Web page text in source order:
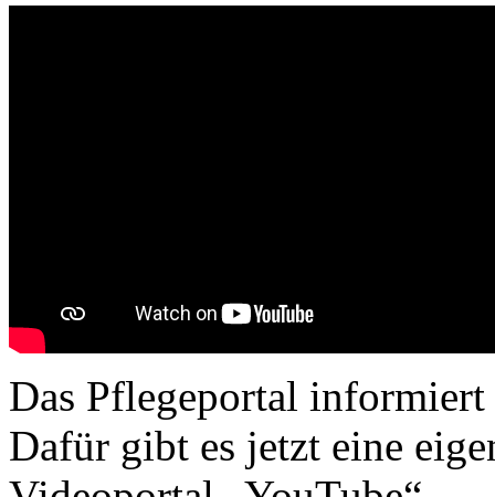
Das Pflegeportal
Dafür gibt es jetzt eine